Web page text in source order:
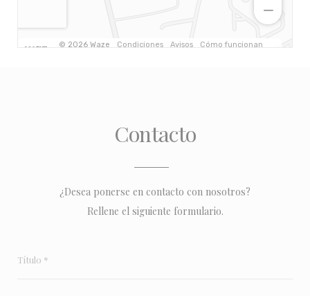
Contacto
¿Desea ponerse en contacto con nosotros?
Rellene el siguiente formulario.